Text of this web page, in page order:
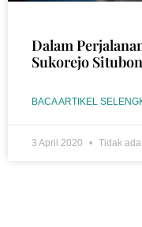
Dalam
Sukorejo
BACA ARTIKEL
3 April 2020 Tidak